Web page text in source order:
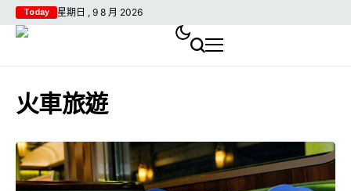
Today 星期日 , 9 8 月 2026
火車旅遊